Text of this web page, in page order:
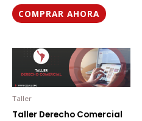
COMPRAR AHORA
Taller
Taller Derecho Comercial